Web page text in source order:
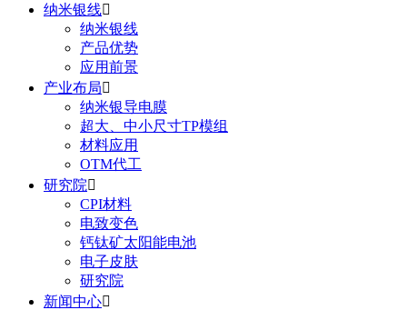
纳米银线
纳米银线
产品优势
应用前景
产业布局
纳米银导电膜
超大、中小尺寸TP模组
材料应用
OTM代工
研究院
CPI材料
电致变色
钙钛矿太阳能电池
电子皮肤
研究院
新闻中心